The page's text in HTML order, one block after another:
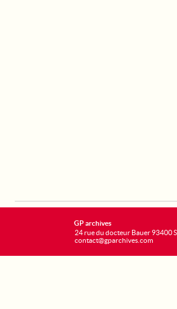
GP archives
24 rue du docteur Bauer 93400
contact@gparchives.com